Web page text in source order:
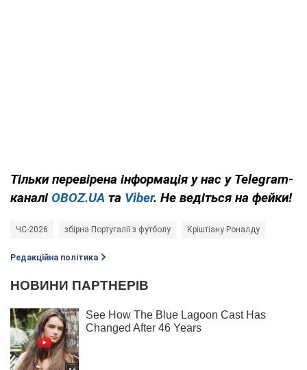
Тільки перевірена інформація у нас у Telegram-
каналі OBOZ.UA та Viber. Не ведіться на фейки!
ЧС-2026 збірна Португалії з футболу Кріштіану Роналду
Редакційна політика